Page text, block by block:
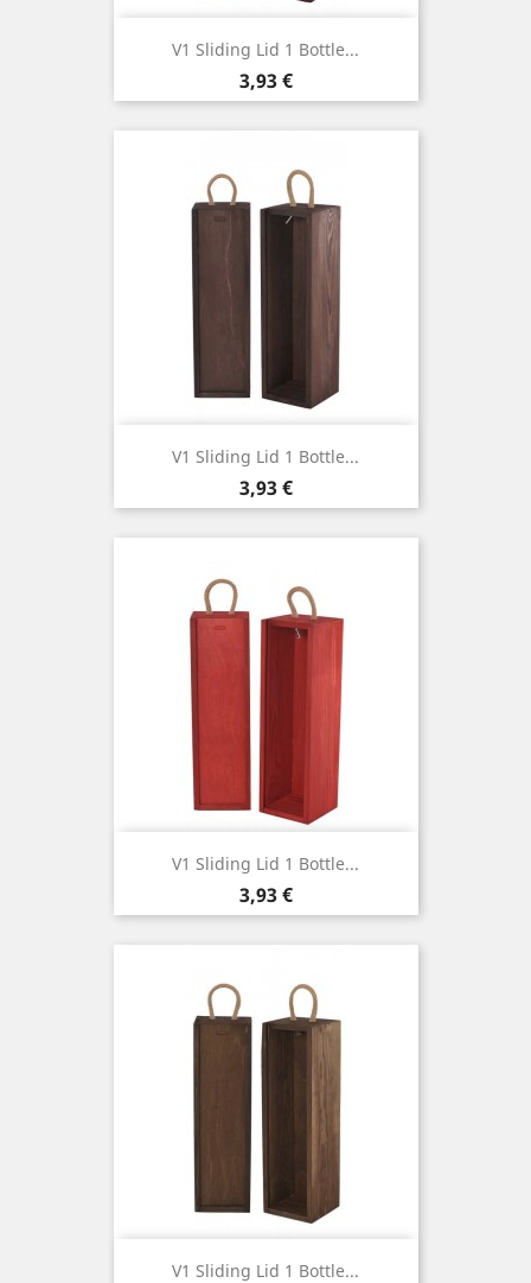
V1 Sliding Lid 1 Bottle...
Cena
3,93 €
V1 Sliding Lid 1 Bottle...
Cena
3,93 €
V1 Sliding Lid 1 Bottle...
Cena
3,93 €
V1 Sliding Lid 1 Bottle...